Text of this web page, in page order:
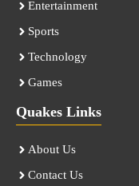
Entertainment
Sports
Technology
Games
Quakes Links
About Us
Contact Us